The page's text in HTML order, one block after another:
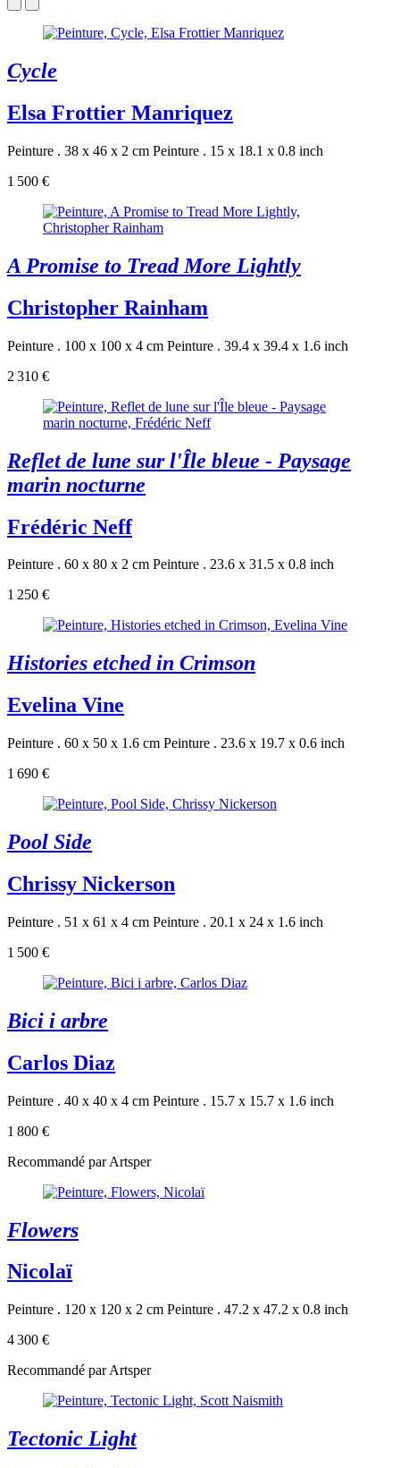
Cycle
Elsa Frottier Manriquez
Peinture . 38 x 46 x 2 cm Peinture . 15 x 18.1 x 0.8 inch
1 500 €
A Promise to Tread More Lightly
Christopher Rainham
Peinture . 100 x 100 x 4 cm Peinture . 39.4 x 39.4 x 1.6 inch
2 310 €
Reflet de lune sur l'Île bleue - Paysage
marin nocturne
Frédéric Neff
Peinture . 60 x 80 x 2 cm Peinture . 23.6 x 31.5 x 0.8 inch
1 250 €
Histories etched in Crimson
Evelina Vine
Peinture . 60 x 50 x 1.6 cm Peinture . 23.6 x 19.7 x 0.6 inch
1 690 €
Pool Side
Chrissy Nickerson
Peinture . 51 x 61 x 4 cm Peinture . 20.1 x 24 x 1.6 inch
1 500 €
Bici i arbre
Carlos Diaz
Peinture . 40 x 40 x 4 cm Peinture . 15.7 x 15.7 x 1.6 inch
1 800 €
Recommandé par Artsper
Flowers
Nicolaï
Peinture . 120 x 120 x 2 cm Peinture . 47.2 x 47.2 x 0.8 inch
4 300 €
Recommandé par Artsper
Tectonic Light